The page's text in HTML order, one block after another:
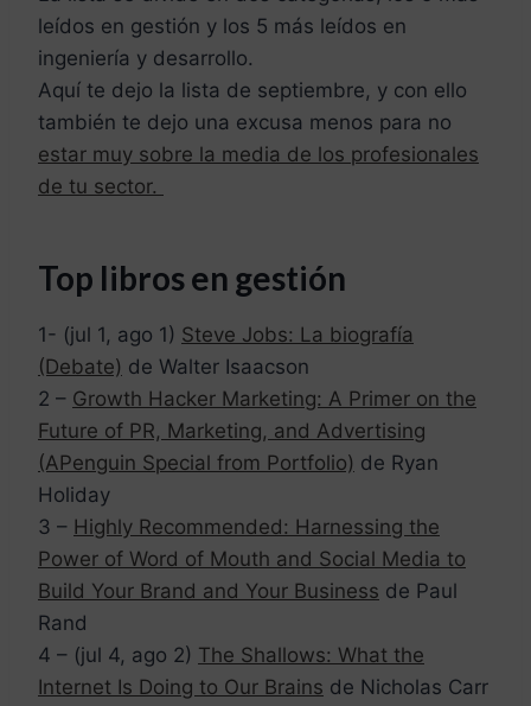
leídos en gestión y los 5 más leídos en
ingeniería y desarrollo.
Aquí te dejo la lista de septiembre, y con ello
también te dejo una excusa menos para no
estar muy sobre la media de los profesionales
de tu sector.
Top libros en gestión
1- (jul 1, ago 1) Steve Jobs: La biografía
(Debate) de Walter Isaacson
2 – Growth Hacker Marketing: A Primer on the
Future of PR, Marketing, and Advertising
(APenguin Special from Portfolio) de Ryan
Holiday
3 – Highly Recommended: Harnessing the
Power of Word of Mouth and Social Media to
Build Your Brand and Your Business de Paul
Rand
4 – (jul 4, ago 2) The Shallows: What the
Internet Is Doing to Our Brains de Nicholas Carr